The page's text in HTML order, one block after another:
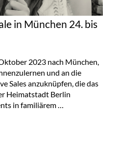
in München 24. bis
2023 nach München,
und an die
Sales anzuknüpfen, die das
Heimatstadt Berlin
in familiärem …
24. bis 26.Oktober 2023“